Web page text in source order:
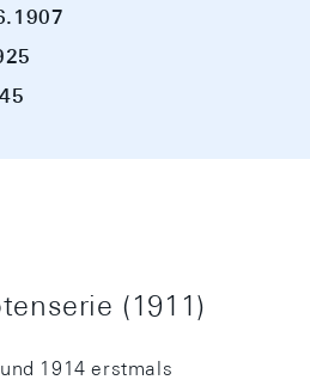
(1911)
1914 erstmals